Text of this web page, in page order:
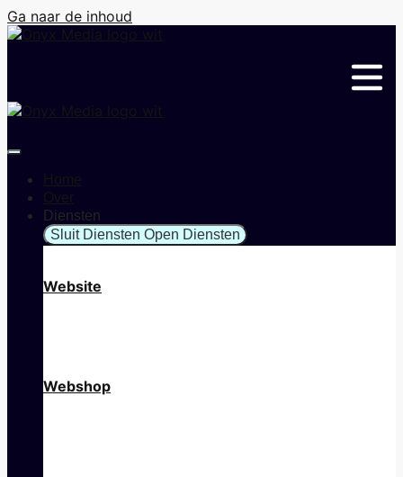
Ga naar de inhoud
Diensten
Sluit Diensten Open Diensten
Website
Webshop